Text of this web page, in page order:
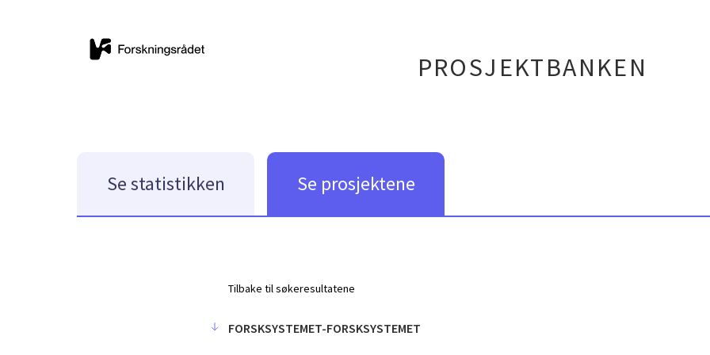
PROSJEKTBANKEN
Se statistikken Se prosjektene
Tilbake til søkeresultatene
FORSKSYSTEMET-FORSKSYSTEMET